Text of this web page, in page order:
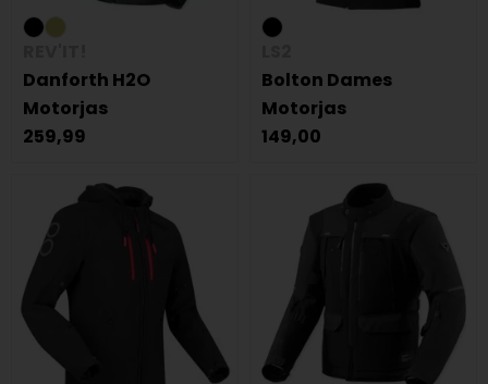
Danforth H2O
Motorjas
259,99
Bolton Dames
Motorjas
149,00